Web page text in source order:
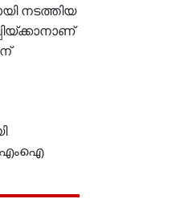
നടത്തിയ